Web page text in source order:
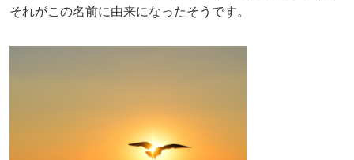
それがこの名前に由来になったそうです。